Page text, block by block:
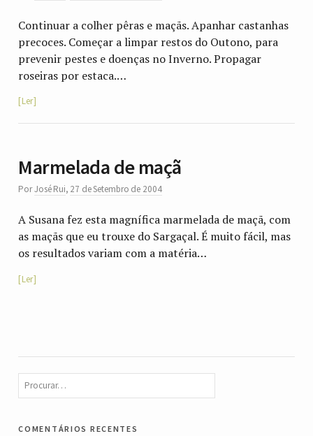
Continuar a colher pêras e maçãs. Apanhar castanhas
precoces. Começar a limpar restos do Outono, para
prevenir pestes e doenças no Inverno. Propagar
roseiras por estaca.…
Ler
Marmelada de maçã
PorJosé Rui, 27 de Setembro de 2004
A Susana fez esta magnífica marmelada de maçã, com
as maçãs que eu trouxe do Sargaçal. É muito fácil, mas
os resultados variam com a matéria…
Ler
comentários recentes